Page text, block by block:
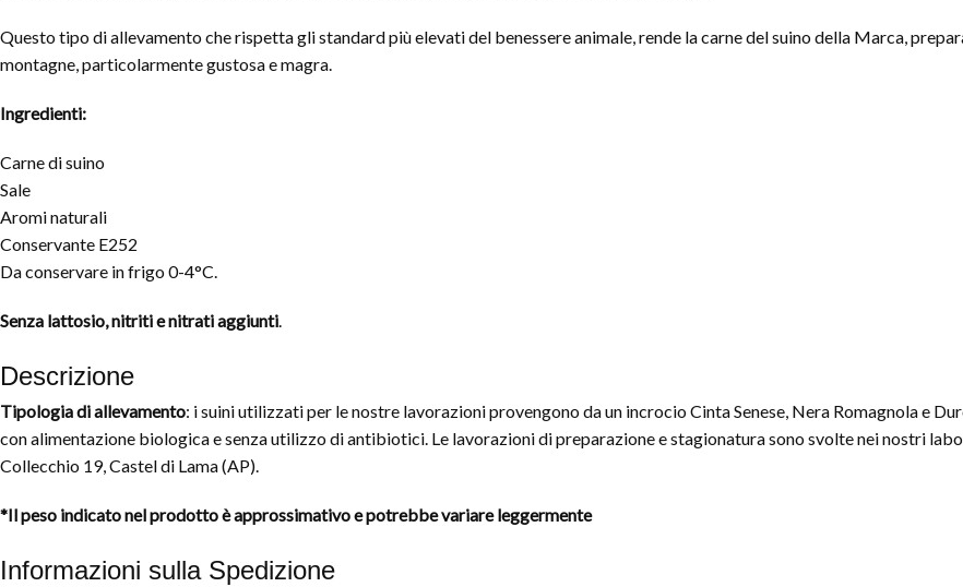
Questo tipo di allevamento che rispetta gli standard più elevati del benessere animale, rende la carne del suino della Marca,
montagne, particolarmente gustosa e magra.
Ingredienti:
Carne di suino
Sale
Aromi naturali
Conservante E252
Da conservare in frigo 0-4°C.
Senza lattosio, nitriti e nitrati aggiunti.
Descrizione
Tipologia di allevamento: i suini utilizzati per le nostre lavorazioni provengono da un incrocio Cinta Senese, Nera Romagnola e
con alimentazione biologica e senza utilizzo di antibiotici. Le lavorazioni di preparazione e stagionatura sono svolte nei nostri
Collecchio 19, Castel di Lama (AP).
*Il peso indicato nel prodotto è approssimativo e potrebbe variare leggermente
Informazioni sulla Spedizione